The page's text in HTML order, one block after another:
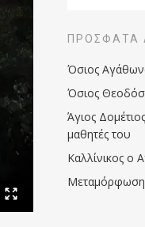
ΠΡΌΣΦΑΤΑ
Όσιος
Όσιος
Άγιος
μαθητές του
Καλλίνικος ο
Μεταμόρφωση